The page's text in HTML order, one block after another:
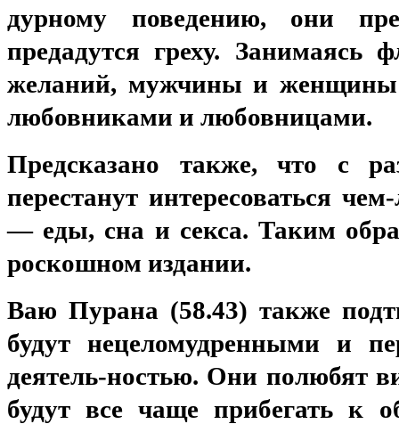
дурному поведению, они
предадутся греху. Занимаясь
желаний, мужчины и женщины
любовниками и любовницами.
Предсказано также, что с
перестанут интересоваться
— еды, сна и секса. Таким
роскошном издании.
Ваю Пурана (58.43) также
будут нецеломудренными и
деятель-ностью. Они полюбят
будут все чаще прибегать к